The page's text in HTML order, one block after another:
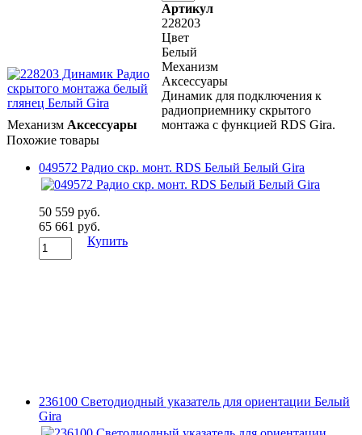
Артикул
228203
Цвет
Белый
Механизм
Аксессуары
Динамик для подключения к
радиоприемнику скрытого
монтажа с функцией RDS Gira.
Механизм Аксессуары
Похожие товары
049572 Радио cкр. монт. RDS Белый Белый Gira
50 559 руб.
65 661 руб.
Купить
236100 Светодиодный указатель для ориентации Белый
Gira